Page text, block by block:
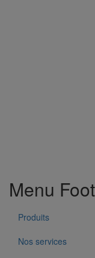
Menu
Produits
Nos services